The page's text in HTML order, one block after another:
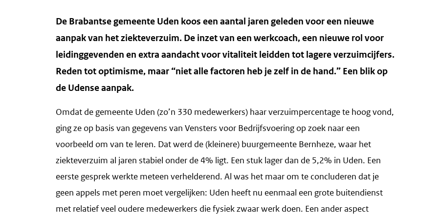
De Brabantse gemeente Uden koos een aantal jaren geleden voor een nieuwe
aanpak van het ziekteverzuim. De inzet van een werkcoach, een nieuwe rol voor
leidinggevenden en extra aandacht voor vitaliteit leidden tot lagere verzuimcijfers.
Reden tot optimisme, maar “niet alle factoren heb je zelf in de hand.” Een blik op
de Udense aanpak.
Omdat de gemeente Uden (zo’n 330 medewerkers) haar verzuimpercentage te hoog vond,
ging ze op basis van gegevens van Vensters voor Bedrijfsvoering op zoek naar een
voorbeeld om van te leren. Dat werd de (kleinere) buurgemeente Bernheze, waar het
ziekteverzuim al jaren stabiel onder de 4% ligt. Een stuk lager dan de 5,2% in Uden. Een
eerste gesprek werkte meteen verhelderend. Al was het maar om te concluderen dat je
geen appels met peren moet vergelijken: Uden heeft nu eenmaal een grote buitendienst
met relatief veel oudere medewerkers die fysiek zwaar werk doen. Een ander aspect